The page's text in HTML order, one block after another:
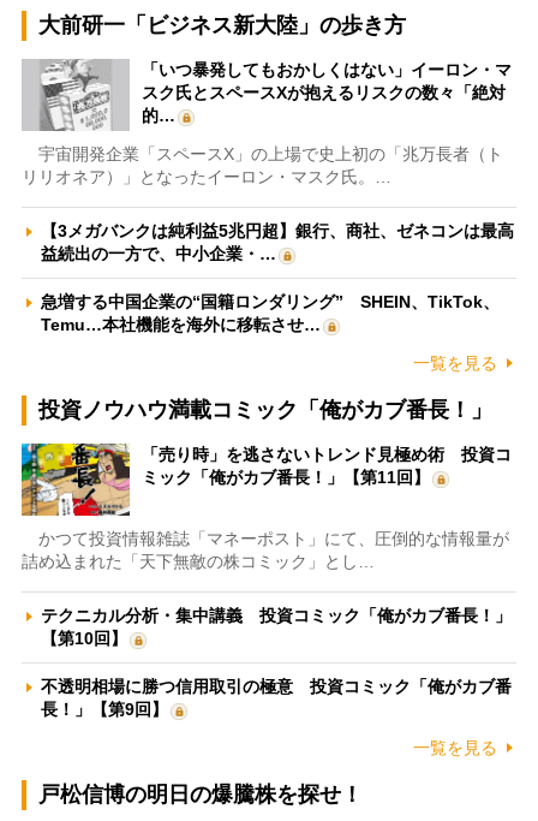
大前研一「ビジネス新大陸」の歩き方
「いつ暴発してもおかしくはない」イーロン・マ
スク氏とスペースXが抱えるリスクの数々「絶対
的…
宇宙開発企業「スペースX」の上場で史上初の「兆万長者（ト
リリオネア）」となったイーロン・マスク氏。…
【3メガバンクは純利益5兆円超】銀行、商社、ゼネコンは最高
益続出の一方で、中小企業・…
急増する中国企業の“国籍ロンダリング” SHEIN、TikTok、
Temu…本社機能を海外に移転させ…
一覧を見る
投資ノウハウ満載コミック「俺がカブ番長！」
「売り時」を逃さないトレンド見極め術 投資コ
ミック「俺がカブ番長！」【第11回】
かつて投資情報雑誌「マネーポスト」にて、圧倒的な情報量が
詰め込まれた「天下無敵の株コミック」とし…
テクニカル分析・集中講義 投資コミック「俺がカブ番長！」
【第10回】
不透明相場に勝つ信用取引の極意 投資コミック「俺がカブ番
長！」【第9回】
一覧を見る
戸松信博の明日の爆騰株を探せ！